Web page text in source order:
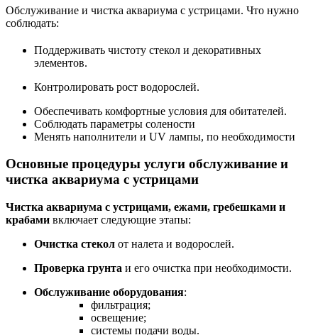
Обслуживание и чистка аквариума с устрицами. Что нужно
соблюдать:
Поддерживать чистоту стекол и декоративных
элементов.
Контролировать рост водорослей.
Обеспечивать комфортные условия для обитателей.
Соблюдать параметры солености
Менять наполнители и UV лампы, по необходимости
Основные процедуры услуги обслуживание и
чистка аквариума с устрицами
Чистка аквариума с устрицами, ежами, гребешками и
крабами включает следующие этапы:
Очистка стекол от налета и водорослей.
Проверка грунта и его очистка при необходимости.
Обслуживание оборудования:
фильтрация;
освещение;
системы подачи воды.